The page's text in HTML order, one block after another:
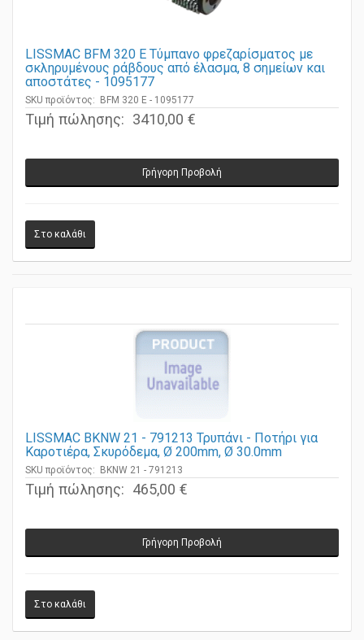
LISSMAC BFM 320 E Τύμπανο φρεζαρίσματος με
σκληρυμένους ράβδους από έλασμα, 8 σημείων και
αποστάτες - 1095177
SKU προϊόντος: BFM 320 E - 1095177
Τιμή πώλησης: 3410,00 €
LISSMAC BKNW 21 - 791213 Τρυπάνι - Ποτήρι για
Καροτιέρα, Σκυρόδεμα, Ø 200mm, Ø 30.0mm
SKU προϊόντος: BKNW 21 - 791213
Τιμή πώλησης: 465,00 €